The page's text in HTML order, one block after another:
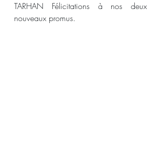
TARHAN Félicitations à nos deux
nouveaux promus.